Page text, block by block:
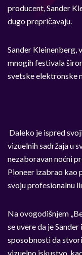
producent, Sander
dugo prepričavaju.
Sander Kleinenberg,
mnogih festivala
svetske elektronske
Daleko je ispred
vizuelnih sadržaja u
nezaboravan noćni
Pioneer izabrao kao
svoju profesionalnu
Na ovogodišnjem
se uvere da je
sposobnosti da
vizuelno iskustvo,